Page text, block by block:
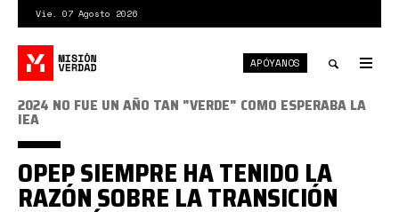
contenido
principal
Vie. 07 Agosto 2026
Toggle
APÓYANOS
2024 NO FUE UN AÑO TAN "VERDE" COMO ESPERABA LA
IEA
OPEP SIEMPRE HA TENIDO LA
RAZÓN SOBRE LA TRANSICIÓN